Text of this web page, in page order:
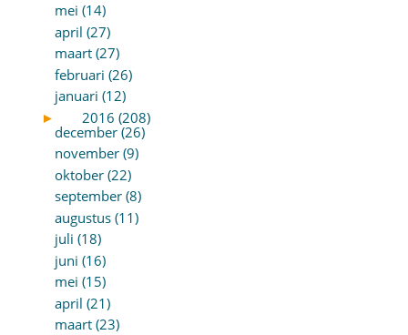
mei (14)
april (27)
maart (27)
februari (26)
januari (12)
►
2016 (208)
december (26)
november (9)
oktober (22)
september (8)
augustus (11)
juli (18)
juni (16)
mei (15)
april (21)
maart (23)